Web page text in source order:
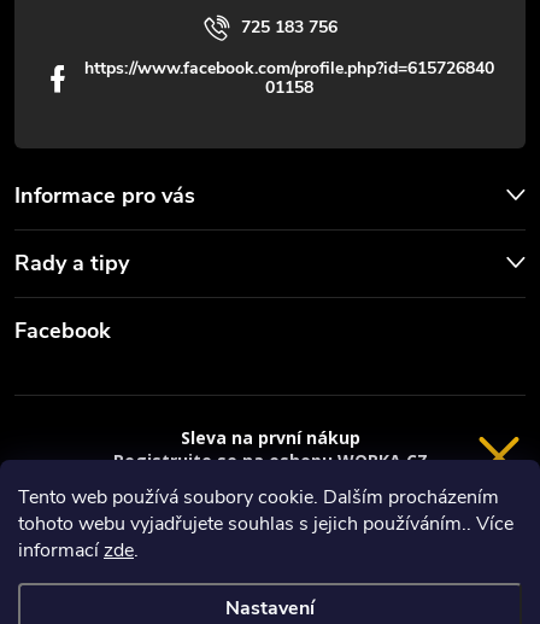
Tento web používá soubory cookie. Dalším procházením
tohoto webu vyjadřujete souhlas s jejich používáním.. Více
informacízde.
Nastavení
s
u
Informace pro vás
Rady a tipy
725 183 756
https://www.facebook.com/profile.php?id=615726840
01158
Facebook
Vytvořil Shoptet
Copyright 2026
VRÁCENÍ 14 DNÍ
Sleva na první nákup
Registrujte se na eshopu WORKA.CZ
sleva 100 Kč* na nákup je Vaše.
Registrace
Privacy policy